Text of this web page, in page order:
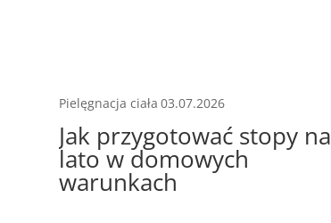
Pielęgnacja ciała 03.07.2026
Jak przygotować stopy na
lato w domowych
warunkach